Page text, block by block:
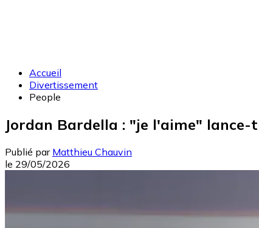
Accueil
Divertissement
People
Jordan Bardella : "je l'aime"
Publié par Matthieu Chauvin
le 29/05/2026